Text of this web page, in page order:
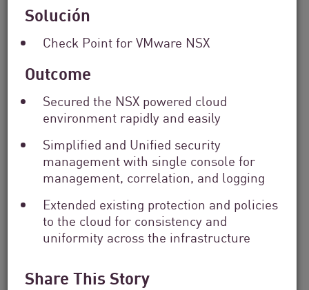
Solución
Check Point for VMware NSX
Outcome
Secured the NSX powered cloud
environment rapidly and easily
Simplified and Unified security
management with single console for
management, correlation, and logging
Extended existing protection and policies
to the cloud for consistency and
uniformity across the infrastructure
Share This Story
Search
Keyword